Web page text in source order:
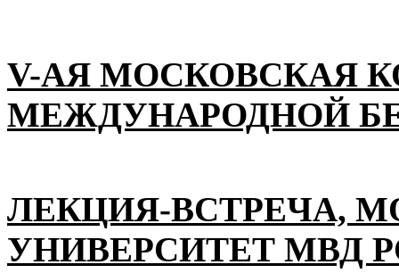
V-АЯ МОСКОВСКАЯ
МЕЖДУНАРОДНОЙ
ЛЕКЦИЯ-ВСТРЕЧА,
УНИВЕРСИТЕТ МВД